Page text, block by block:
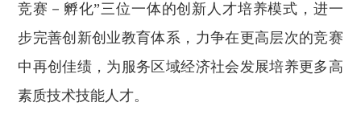
竞赛－孵化”三位一体的创新人才培养模式，进一
步完善创新创业教育体系，力争在更高层次的竞赛
中再创佳绩，为服务区域经济社会发展培养更多高
素质技术技能人才。